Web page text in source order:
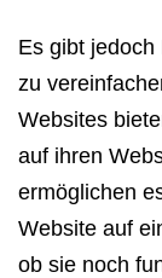
Es gibt
zu
Websites
auf ihren
ermöglichen
Website auf
ob sie noch